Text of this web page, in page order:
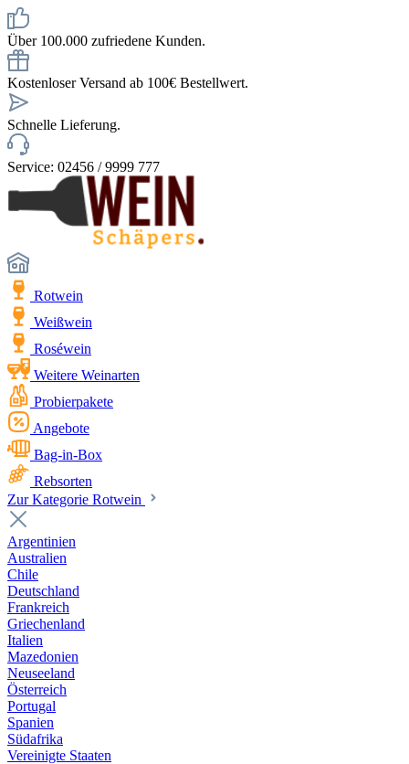
Über 100.000 zufriedene Kunden.
Kostenloser Versand ab 100€ Bestellwert.
Schnelle Lieferung.
Service: 02456 / 9999 777
Rotwein
Weißwein
Roséwein
Weitere Weinarten
Probierpakete
Angebote
Bag-in-Box
Rebsorten
Zur Kategorie Rotwein
Argentinien
Australien
Chile
Deutschland
Frankreich
Griechenland
Italien
Mazedonien
Neuseeland
Österreich
Portugal
Spanien
Südafrika
Vereinigte Staaten